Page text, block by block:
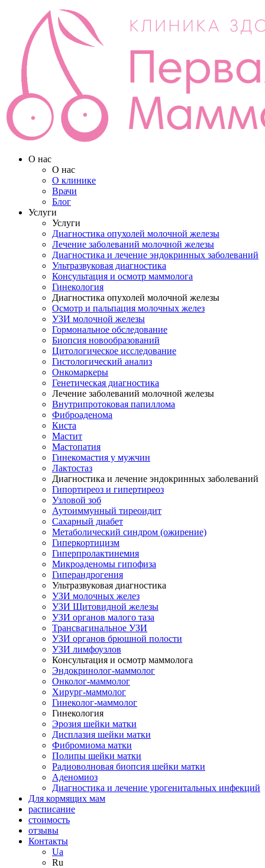
О нас
О нас
О клинике
Врачи
Блог
Услуги
Услуги
Диагностика опухолей молочной железы
Лечение заболеваний молочной железы
Диагностика и лечение эндокринных заболеваний
Ультразвуковая диагностика
Консультация и осмотр маммолога
Гинекология
Диагностика опухолей молочной железы
Осмотр и пальпация молочных желез
УЗИ молочной железы
Гормональное обследование
Биопсия новообразований
Цитологическое исследование
Гистологический анализ
Онкомаркеры
Генетическая диагностика
Лечение заболеваний молочной железы
Внутрипротоковая папиллома
Фиброаденома
Киста
Мастит
Мастопатия
Гинекомастия у мужчин
Лактостаз
Диагностика и лечение эндокринных заболеваний
Гипортиреоз и гипертиреоз
Узловой зоб
Аутоиммунный тиреоидит
Сахарный диабет
Метаболический синдром (ожирение)
Гиперкортицизм
Гиперпролактинемия
Микроаденомы гипофиза
Гиперандрогения
Ультразвуковая диагностика
УЗИ молочных желез
УЗИ Щитовидной железы
УЗИ органов малого таза
Трансвагинальное УЗИ
УЗИ органов брюшной полости
УЗИ лимфоузлов
Консультация и осмотр маммолога
Эндокринолог-маммолог
Онколог-маммолог
Хирург-маммолог
Гинеколог-маммолог
Гинекология
Эрозия шейки матки
Дисплазия шейки матки
Фибромиома матки
Полипы шейки матки
Радиоволновая биопсия шейки матки
Аденомиоз
Диагностика и лечение урогенитальных инфекций
Для кормящих мам
расписание
стоимость
отзывы
Контакты
Ua
Ru